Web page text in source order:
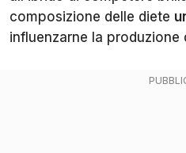
composizione delle diete
influenzarne la produzione